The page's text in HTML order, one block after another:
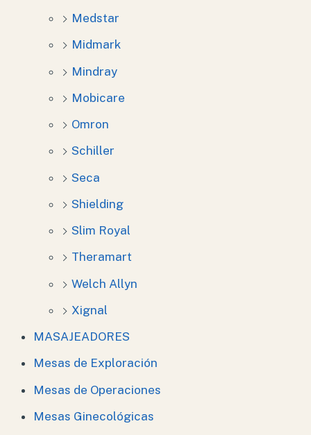
Medstar
Midmark
Mindray
Mobicare
Omron
Schiller
Seca
Shielding
Slim Royal
Theramart
Welch Allyn
Xignal
MASAJEADORES
Mesas de Exploración
Mesas de Operaciones
Mesas Ginecológicas